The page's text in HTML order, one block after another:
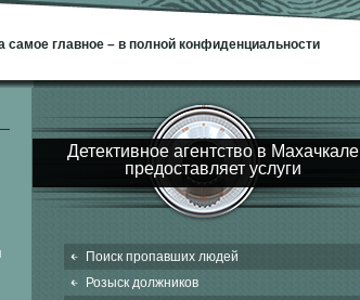
самое главное – в полной конфиденциальности
Детективное агентство в Махачкале
предоставляет услуги
Поиск пропавших людей
Розыск должников